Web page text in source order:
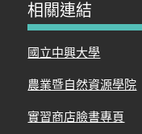
相關連結
國立中興大學
農業暨自然資源學院
實習商店臉書專頁